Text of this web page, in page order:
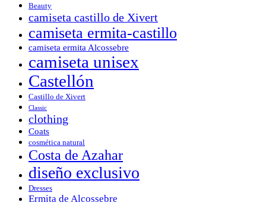
Beauty
camiseta castillo de Xivert
camiseta ermita-castillo
camiseta ermita Alcossebre
camiseta unisex
Castellón
Castillo de Xivert
Classic
clothing
Coats
cosmética natural
Costa de Azahar
diseño exclusivo
Dresses
Ermita de Alcossebre